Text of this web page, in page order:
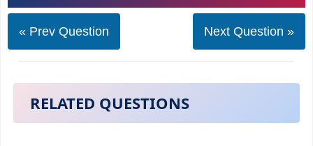
« Prev Question Next Question »
RELATED QUESTIONS